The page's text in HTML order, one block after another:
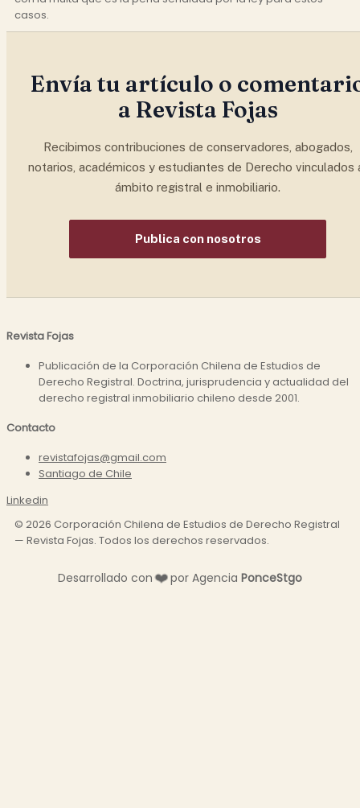
casos.
Envía tu artículo o
a Revista Fojas
Recibimos contribuciones de conservadores, abogados,
notarios, académicos y estudiantes de Derecho vinculados
ámbito registral e inmobiliario.
Publica con nosotros
Revista Fojas
Publicación de la Corporación Chilena de Estudios de
Derecho Registral. Doctrina, jurisprudencia y actualidad del
derecho registral inmobiliario chileno desde 2001.
Contacto
revistafojas@gmail.com
Santiago de Chile
Linkedin
© 2026 Corporación Chilena de Estudios de Derecho Registral
— Revista Fojas. Todos los derechos reservados.
Desarrollado con❤️por Agencia PonceStgo